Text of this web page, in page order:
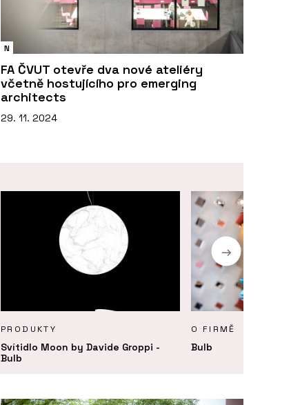
N
FA ČVUT otevře dva nové ateliéry
včetně hostujícího pro emerging
architects
29. 11. 2024
PRODUKTY
Svítidlo Moon by Davide Groppi -
Bulb
O FIRMĚ
Bulb